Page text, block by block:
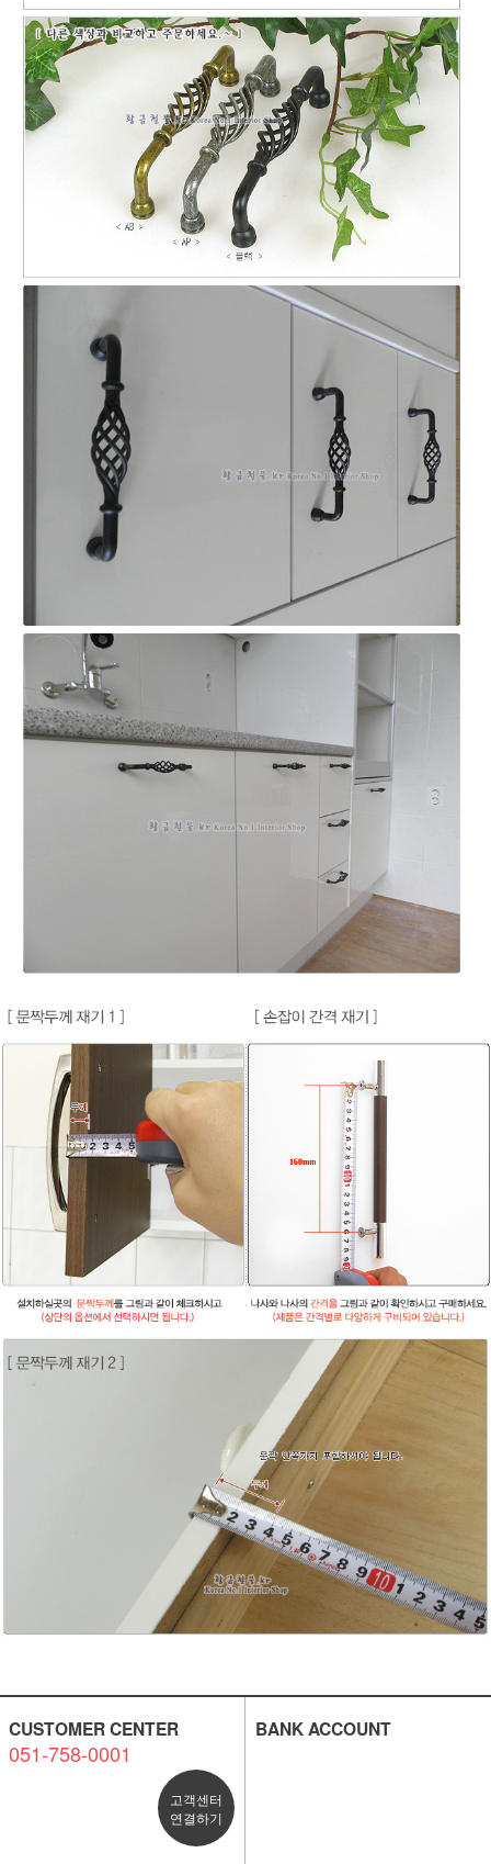
CUSTOMER CENTER
051-758-0001
고객센터
연결하기
BANK ACCOUNT